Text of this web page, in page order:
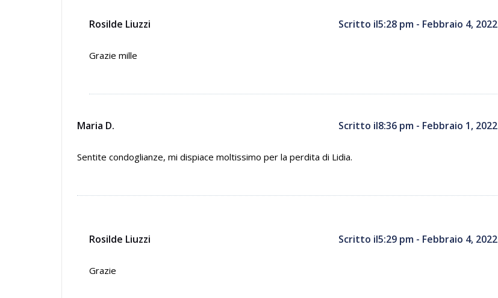
Rosilde Liuzzi Scritto il5:28 pm - Febbraio 4, 2022
Grazie mille
Maria D. Scritto il8:36 pm - Febbraio 1, 2022
Sentite condoglianze, mi dispiace moltissimo per la perdita di Lidia.
Rosilde Liuzzi Scritto il5:29 pm - Febbraio 4, 2022
Grazie